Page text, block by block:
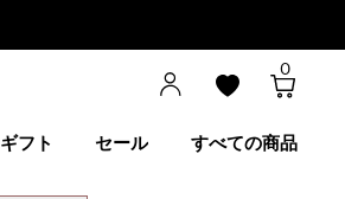
0
ギフト セール すべての商品